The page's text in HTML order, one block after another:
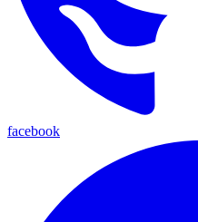
facebook